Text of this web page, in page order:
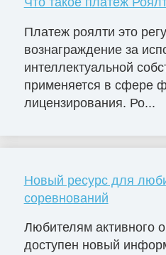
Платеж роялти это
вознаграждение за
интеллектуальной
применяется в сфере
лицензирования. Ро...
Новый ресурс для
соревнований
Любителям активного
доступен новый